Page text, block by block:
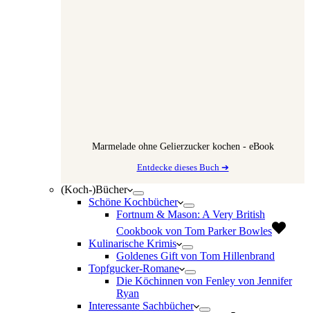
Marmelade ohne Gelierzucker kochen - eBook
Entdecke dieses Buch ➔
(Koch-)Bücher
Schöne Kochbücher
Fortnum & Mason: A Very British
Cookbook von Tom Parker Bowles
Kulinarische Krimis
Goldenes Gift von Tom Hillenbrand
Topfgucker-Romane
Die Köchinnen von Fenley von Jennifer
Ryan
Interessante Sachbücher